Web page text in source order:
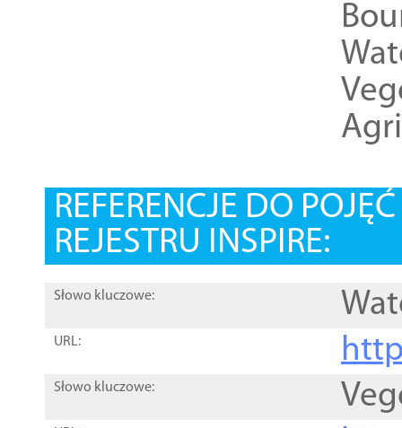
REFERENCJE DO
REJESTRU INSPIRE:
Słowo kluczowe:
URL:
Słowo kluczowe: